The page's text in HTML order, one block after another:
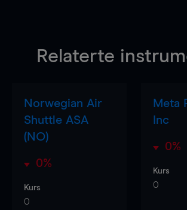
Relaterte
Norwegian Air
Shuttle ASA
(NO)
0%
Kurs
0
Meta
Inc
0%
Kurs
0